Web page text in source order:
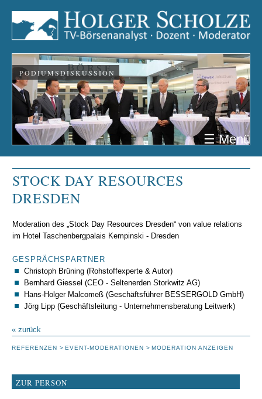
PODIUMSDISKUSSION
☰ Menü
STOCK DAY RESOURCES
DRESDEN
Moderation des „Stock Day Resources Dresden“ von value relations
im Hotel Taschenbergpalais Kempinski - Dresden
GESPRÄCHSPARTNER
Christoph Brüning (Rohstoffexperte & Autor)
Bernhard Giessel (CEO - Seltenerden Storkwitz AG)
Hans-Holger Malcomeß (Geschäftsführer BESSERGOLD GmbH)
Jörg Lipp (Geschäftsleitung - Unternehmensberatung Leitwerk)
« zurück
REFERENZEN EVENT-MODERATIONEN MODERATION ANZEIGEN
ZUR PERSON